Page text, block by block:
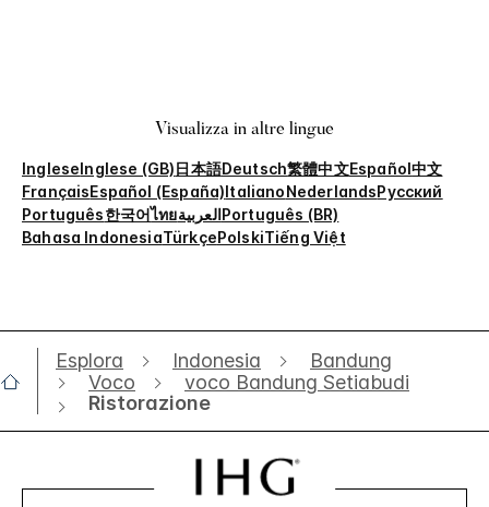
Visualizza in altre lingue
IngleseInglese (GB)日本語Deutsch繁體中文Español中文
FrançaisEspañol (España)ItalianoNederlandsРусский
Português한국어ไทยالعربيةPortuguês (BR)
Bahasa IndonesiaTürkçePolskiTiếng Việt
Esplora Indonesia
Bandung
Voco
voco Bandung Setiabudi
Ristorazione